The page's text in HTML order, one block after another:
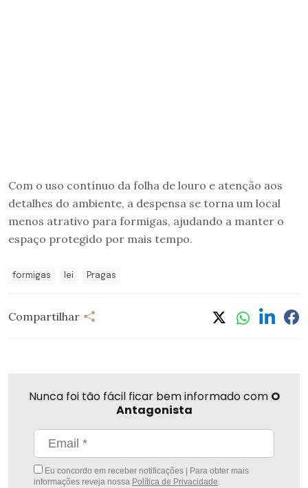
Com o uso contínuo da folha de louro e atenção aos
detalhes do ambiente, a despensa se torna um local
menos atrativo para formigas, ajudando a manter o
espaço protegido por mais tempo.
formigas lei Pragas
Compartilhar
Nunca foi tão fácil ficar bem informado com O
Antagonista
Eu concordo em receber notificações | Para obter mais
informações reveja nossa Política de Privacidade.